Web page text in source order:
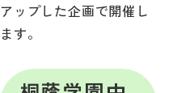
アップした企画で開催し
ます。